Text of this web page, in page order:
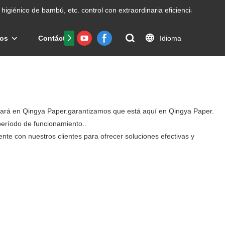
de bambú, etc. control con extraordinaria eficiencia.
Contáctenos Preguntas frecuentes
Idioma
en Qingya Paper.garantizamos que está aquí en Qingya Paper.
de funcionamiento..
con nuestros clientes para ofrecer soluciones efectivas y